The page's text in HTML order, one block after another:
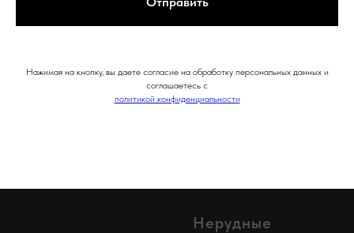
Нажимая на кнопку, вы даете согласие на обработку персональных данных и
соглашаетесь c
политикой конфиденциальности
Нерудные